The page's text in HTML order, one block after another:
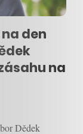
den
na
Dědek